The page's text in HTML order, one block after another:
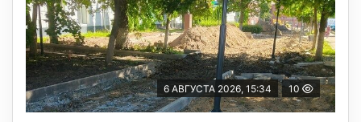
6 АВГУСТА 2026, 15:34 10